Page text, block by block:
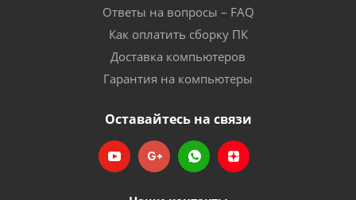
Ответы на вопросы – FAQ
Как оплатить сборку ПК
Доставка компьютеров
Гарантия на компьютеры
Оставайтесь на связи